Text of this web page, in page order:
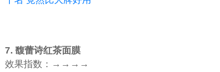
7. 馥蕾诗红茶面膜
效果指数：→→→→